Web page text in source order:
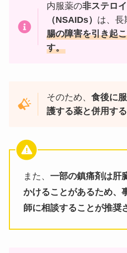
内服薬の非ステロ
（NSAIDs） は、長
腸の障害を引き起
す。
そのため、食後に
護する薬と併用する
また、 一部の鎮痛剤は肝
かけることがあるため、
師に相談することが推奨